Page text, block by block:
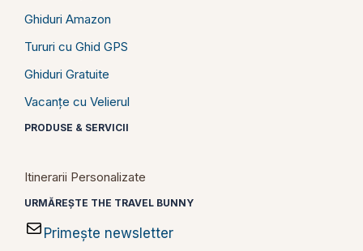
Ghiduri Amazon
Tururi cu Ghid GPS
Ghiduri Gratuite
Vacanțe cu Velierul
PRODUSE & SERVICII
Itinerarii Personalizate
URMĂREȘTE THE TRAVEL BUNNY
Primește newsletter